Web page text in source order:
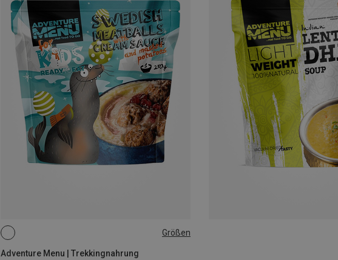
Größen
Adventure Menu | Trekkingnahrung
250G